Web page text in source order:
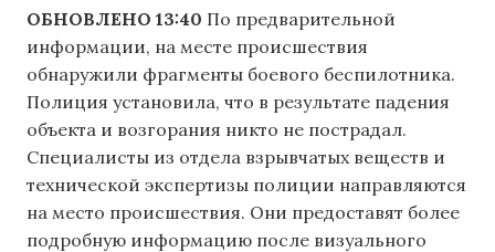
ОБНОВЛЕНО 13:40 По предварительной
информации, на месте происшествия
обнаружили фрагменты боевого беспилотника.
Полиция установила, что в результате падения
объекта и возгорания никто не пострадал.
Специалисты из отдела взрывчатых веществ и
технической экспертизы полиции направляются
на место происшествия. Они предоставят более
подробную информацию после визуального